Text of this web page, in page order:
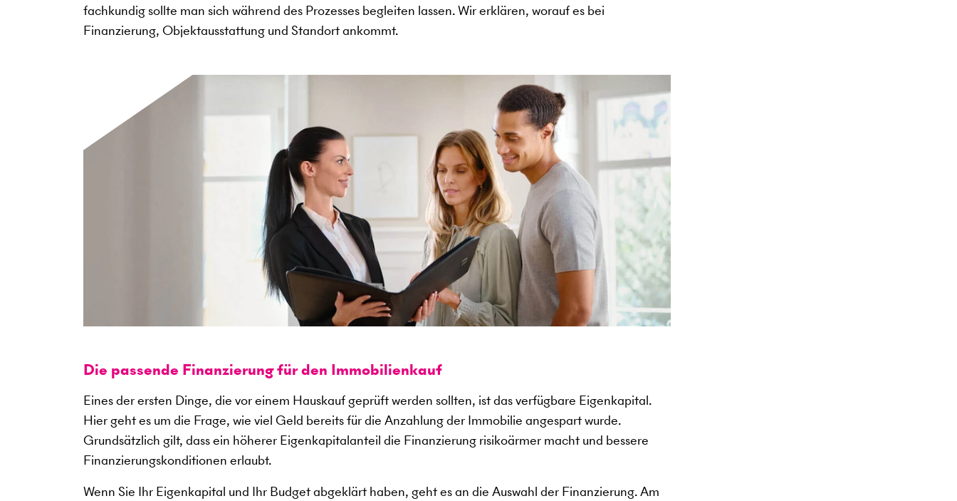
fachkundig sollte man sich während des Prozesses begleiten lassen. Wir erklären, worauf es bei
Finanzierung, Objektausstattung und Standort ankommt.
Die passende Finanzierung für den Immobilienkauf
Eines der ersten Dinge, die vor einem Hauskauf geprüft werden sollten, ist das verfügbare Eigenkapital.
Hier geht es um die Frage, wie viel Geld bereits für die Anzahlung der Immobilie angespart wurde.
Grundsätzlich gilt, dass ein höherer Eigenkapitalanteil die Finanzierung risikoärmer macht und bessere
Finanzierungskonditionen erlaubt.
Wenn Sie Ihr Eigenkapital und Ihr Budget abgeklärt haben, geht es an die Auswahl der Finanzierung. Am